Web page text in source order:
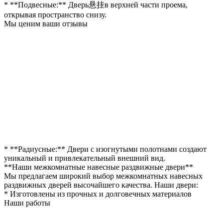
* **Подвесные:** Дверь悬挂в верхней части проема,
открывая пространство снизу.
Мы ценим ваши отзывы
* **Радиусные:** Двери с изогнутыми полотнами создают
уникальный и привлекательный внешний вид.
**Наши межкомнатные навесные раздвижные двери**
Мы предлагаем широкий выбор межкомнатных навесных
раздвижных дверей высочайшего качества. Наши двери:
* Изготовлены из прочных и долговечных материалов
Наши работы